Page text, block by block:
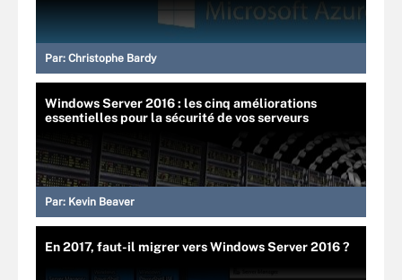
Par: Christophe Bardy
Windows Server 2016 : les cinq améliorations
essentielles pour la sécurité de vos serveurs
Par: Kevin Beaver
En 2017, faut-il migrer vers Windows Server 2016 ?